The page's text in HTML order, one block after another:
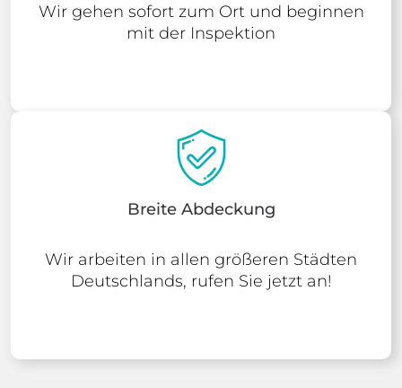
Wir gehen sofort zum Ort und beginnen
mit der Inspektion
Breite Abdeckung
Wir arbeiten in allen größeren Städten
Deutschlands, rufen Sie jetzt an!